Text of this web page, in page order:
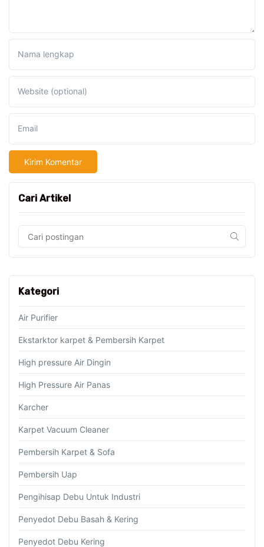
Nama lengkap
Website (optional)
Email
Cari Artikel
Kategori
Air Purifier
Ekstarktor karpet & Pembersih Karpet
High pressure Air Dingin
High Pressure Air Panas
Karcher
Karpet Vacuum Cleaner
Pembersih Karpet & Sofa
Pembersih Uap
Pengihisap Debu Untuk Industri
Penyedot Debu Basah & Kering
Penyedot Debu Kering